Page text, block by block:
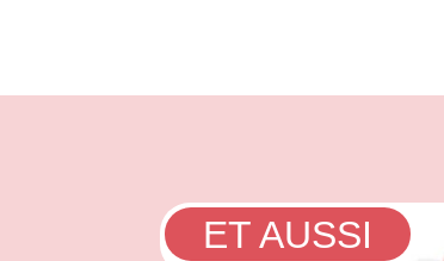
ET AUSSI